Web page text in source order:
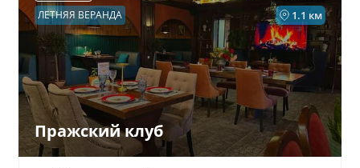
1.1 км
ЛЕТНЯЯ ВЕРАНДА
Пражский клуб